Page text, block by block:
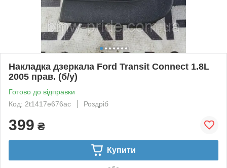
Накладка дзеркала Ford Transit Connect 1.8L
2005 прав. (б/у)
Готово до відправки
Код: 2t1417e676ac
Роздріб
399 ₴
Купити